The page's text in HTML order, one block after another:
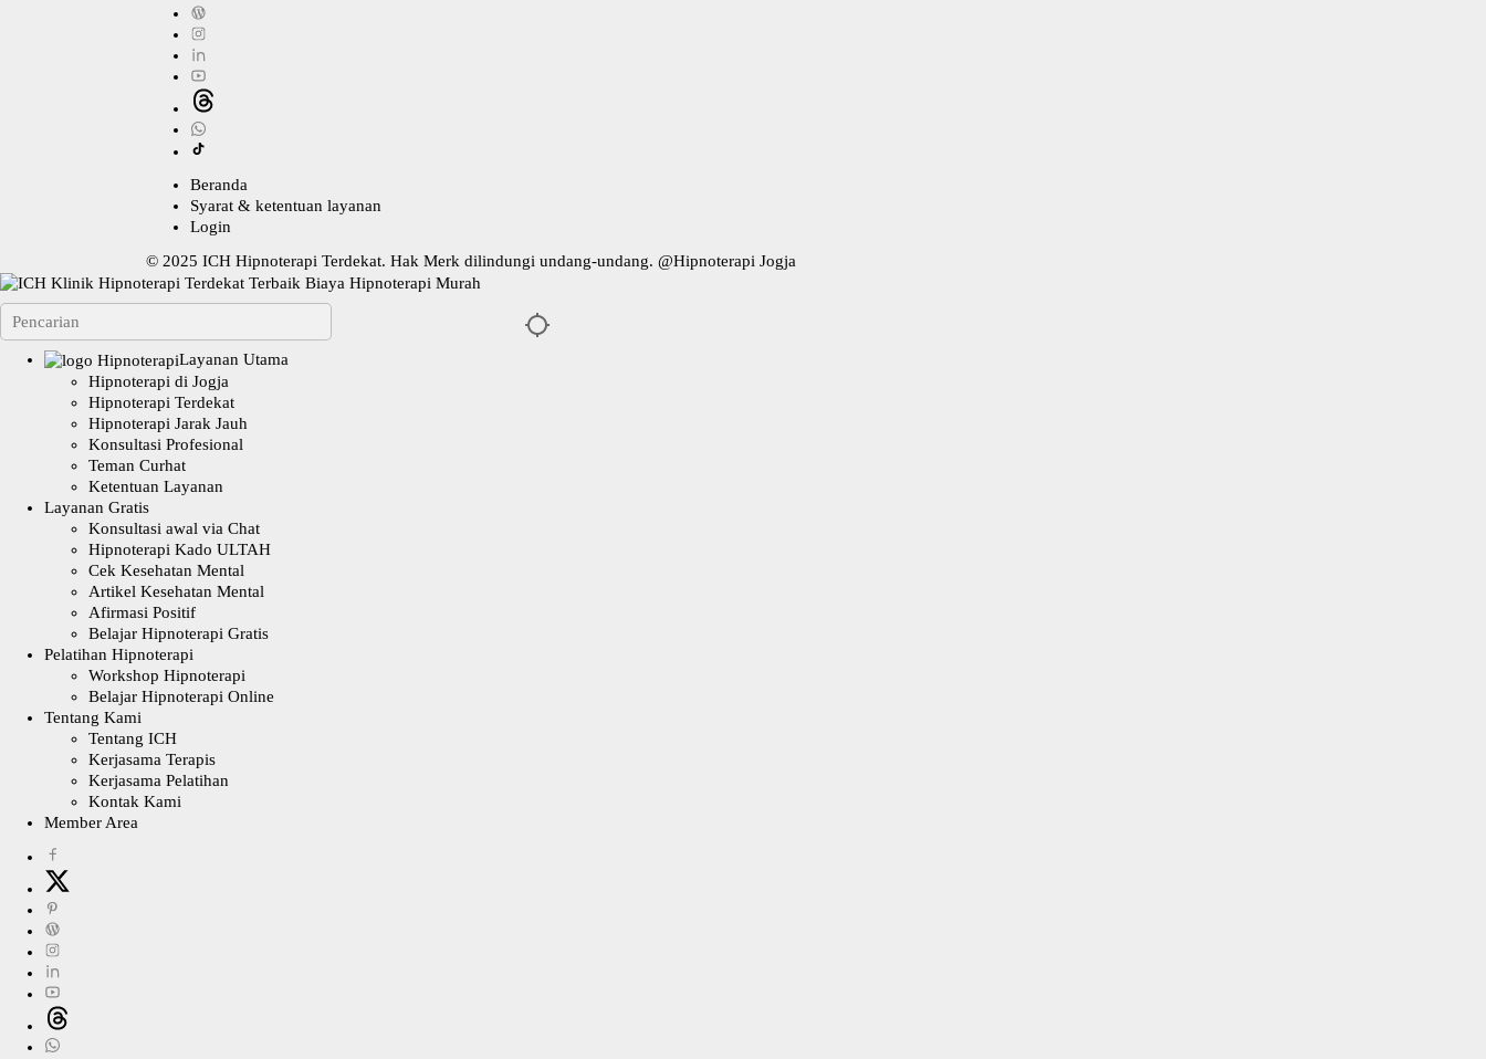
Beranda
Syarat & ketentuan layanan
Login
© 2025 ICH Hipnoterapi Terdekat. Hak Merk dilindungi undang-undang. @Hipnoterapi Jogja
Layanan Utama
Hipnoterapi di Jogja
Hipnoterapi Terdekat
Hipnoterapi Jarak Jauh
Konsultasi Profesional
Teman Curhat
Ketentuan Layanan
Layanan Gratis
Konsultasi awal via Chat
Hipnoterapi Kado ULTAH
Cek Kesehatan Mental
Artikel Kesehatan Mental
Afirmasi Positif
Belajar Hipnoterapi Gratis
Pelatihan Hipnoterapi
Workshop Hipnoterapi
Belajar Hipnoterapi Online
Tentang Kami
Tentang ICH
Kerjasama Terapis
Kerjasama Pelatihan
Kontak Kami
Member Area